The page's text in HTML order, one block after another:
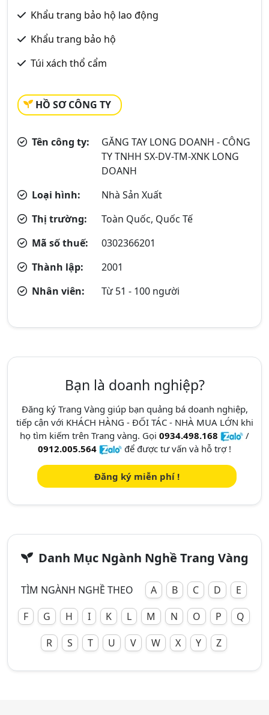
Khẩu trang bảo hộ lao động
Khẩu trang bảo hộ
Túi xách thổ cẩm
HỒ SƠ CÔNG TY
Tên công ty:
GĂNG TAY LONG DOANH - CÔNG
TY TNHH SX-DV-TM-XNK LONG
DOANH
Loại hình:
Nhà Sản Xuất
Thị trường:
Toàn Quốc, Quốc Tế
Mã số thuế:
0302366201
Thành lập:
2001
Nhân viên:
Từ 51 - 100 người
Bạn là doanh nghiệp?
Đăng ký Trang Vàng giúp bạn quảng bá doanh nghiệp,
tiếp cận với KHÁCH HÀNG - ĐỐI TÁC - NHÀ MUA LỚN khi
họ tìm kiếm trên Trang vàng. Gọi 0934.498.168
/
0912.005.564
để được tư vấn và hỗ trợ !
Đăng ký miễn phí !
Danh Mục Ngành Nghề Trang Vàng
TÌM NGÀNH NGHỀ THEO A B C D
E
F
G H I K L M N O P
Q
R
S T U V W X Y Z